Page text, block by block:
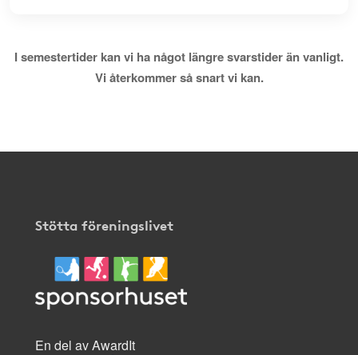
I semestertider kan vi ha något längre svarstider än vanligt.
Vi återkommer så snart vi kan.
Stötta föreningslivet
En del av AwardIt